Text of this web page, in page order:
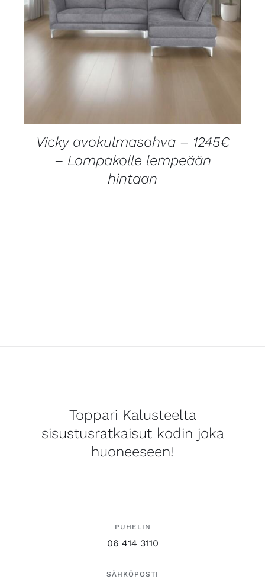
LISÄTIEDOT
Vicky avokulmasohva – 1245€
– Lompakolle lempeään
hintaan
Toppari Kalusteelta
sisustusratkaisut kodin joka
huoneeseen!
PUHELIN
06 414 3110
SÄHKÖPOSTI